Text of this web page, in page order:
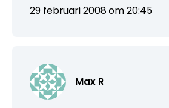
29 februari 2008 om 20:45
Max R